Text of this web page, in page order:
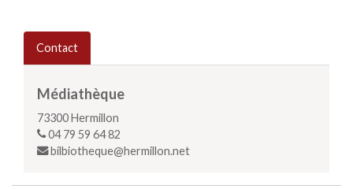
Contact
Médiathèque
73300Hermillon
04 79 59 64 82
bilbiotheque@hermillon.net